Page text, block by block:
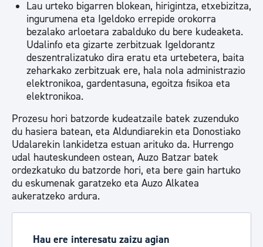
Lau urteko bigarren blokean, hirigintza, etxebizitza,
ingurumena eta Igeldoko errepide orokorra
bezalako arloetara zabalduko du bere kudeaketa.
Udalinfo eta gizarte zerbitzuak Igeldorantz
deszentralizatuko dira eratu eta urtebetera, baita
zeharkako zerbitzuak ere, hala nola administrazio
elektronikoa, gardentasuna, egoitza fisikoa eta
elektronikoa.
Prozesu hori batzorde kudeatzaile batek zuzenduko
du hasiera batean, eta Aldundiarekin eta Donostiako
Udalarekin lankidetza estuan arituko da. Hurrengo
udal hauteskundeen ostean, Auzo Batzar batek
ordezkatuko du batzorde hori, eta bere gain hartuko
du eskumenak garatzeko eta Auzo Alkatea
aukeratzeko ardura.
Hau ere interesatu zaizu agian